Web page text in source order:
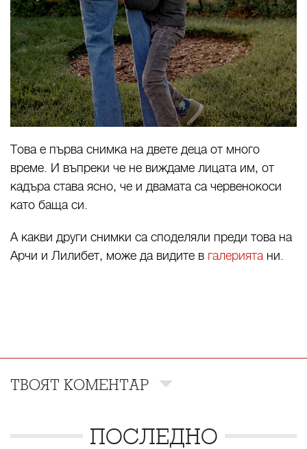
Това е първа снимка на двете деца от много
време. И въпреки че не виждаме лицата им, от
кадъра става ясно, че и двамата са червенокоси
като баща си.
А какви други снимки са споделяли преди това на
Арчи и Лилибет, може да видите в галериятани.
ТВОЯТ КОМЕНТАР
ПОСЛЕДНО